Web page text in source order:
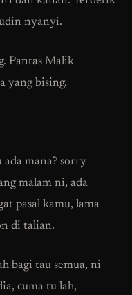
nyanyi.
Pantas Malik
yang bising.
mana? sorry
malam ni, ada
pasal kamu, lama
di talian.
bagi tau semua, ni
cuma tu lah,